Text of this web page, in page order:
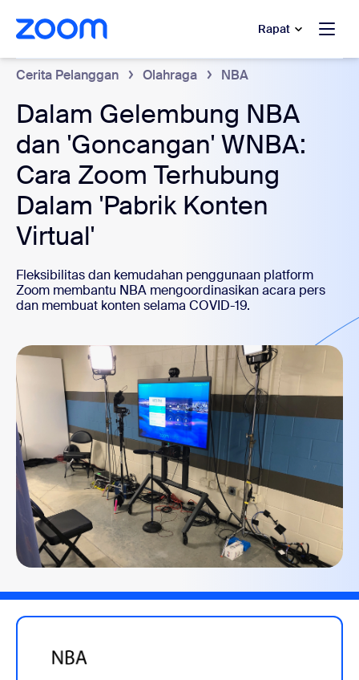
ke konten utama
percakapan bantuan Rapat
Cerita Pelanggan Olahraga NBA
Dalam Gelembung NBA
dan 'Goncangan' WNBA:
Cara Zoom Terhubung
Dalam 'Pabrik Konten
Virtual'
Fleksibilitas dan kemudahan penggunaan platform
Zoom membantu NBA mengoordinasikan acara pers
dan membuat konten selama COVID-19.